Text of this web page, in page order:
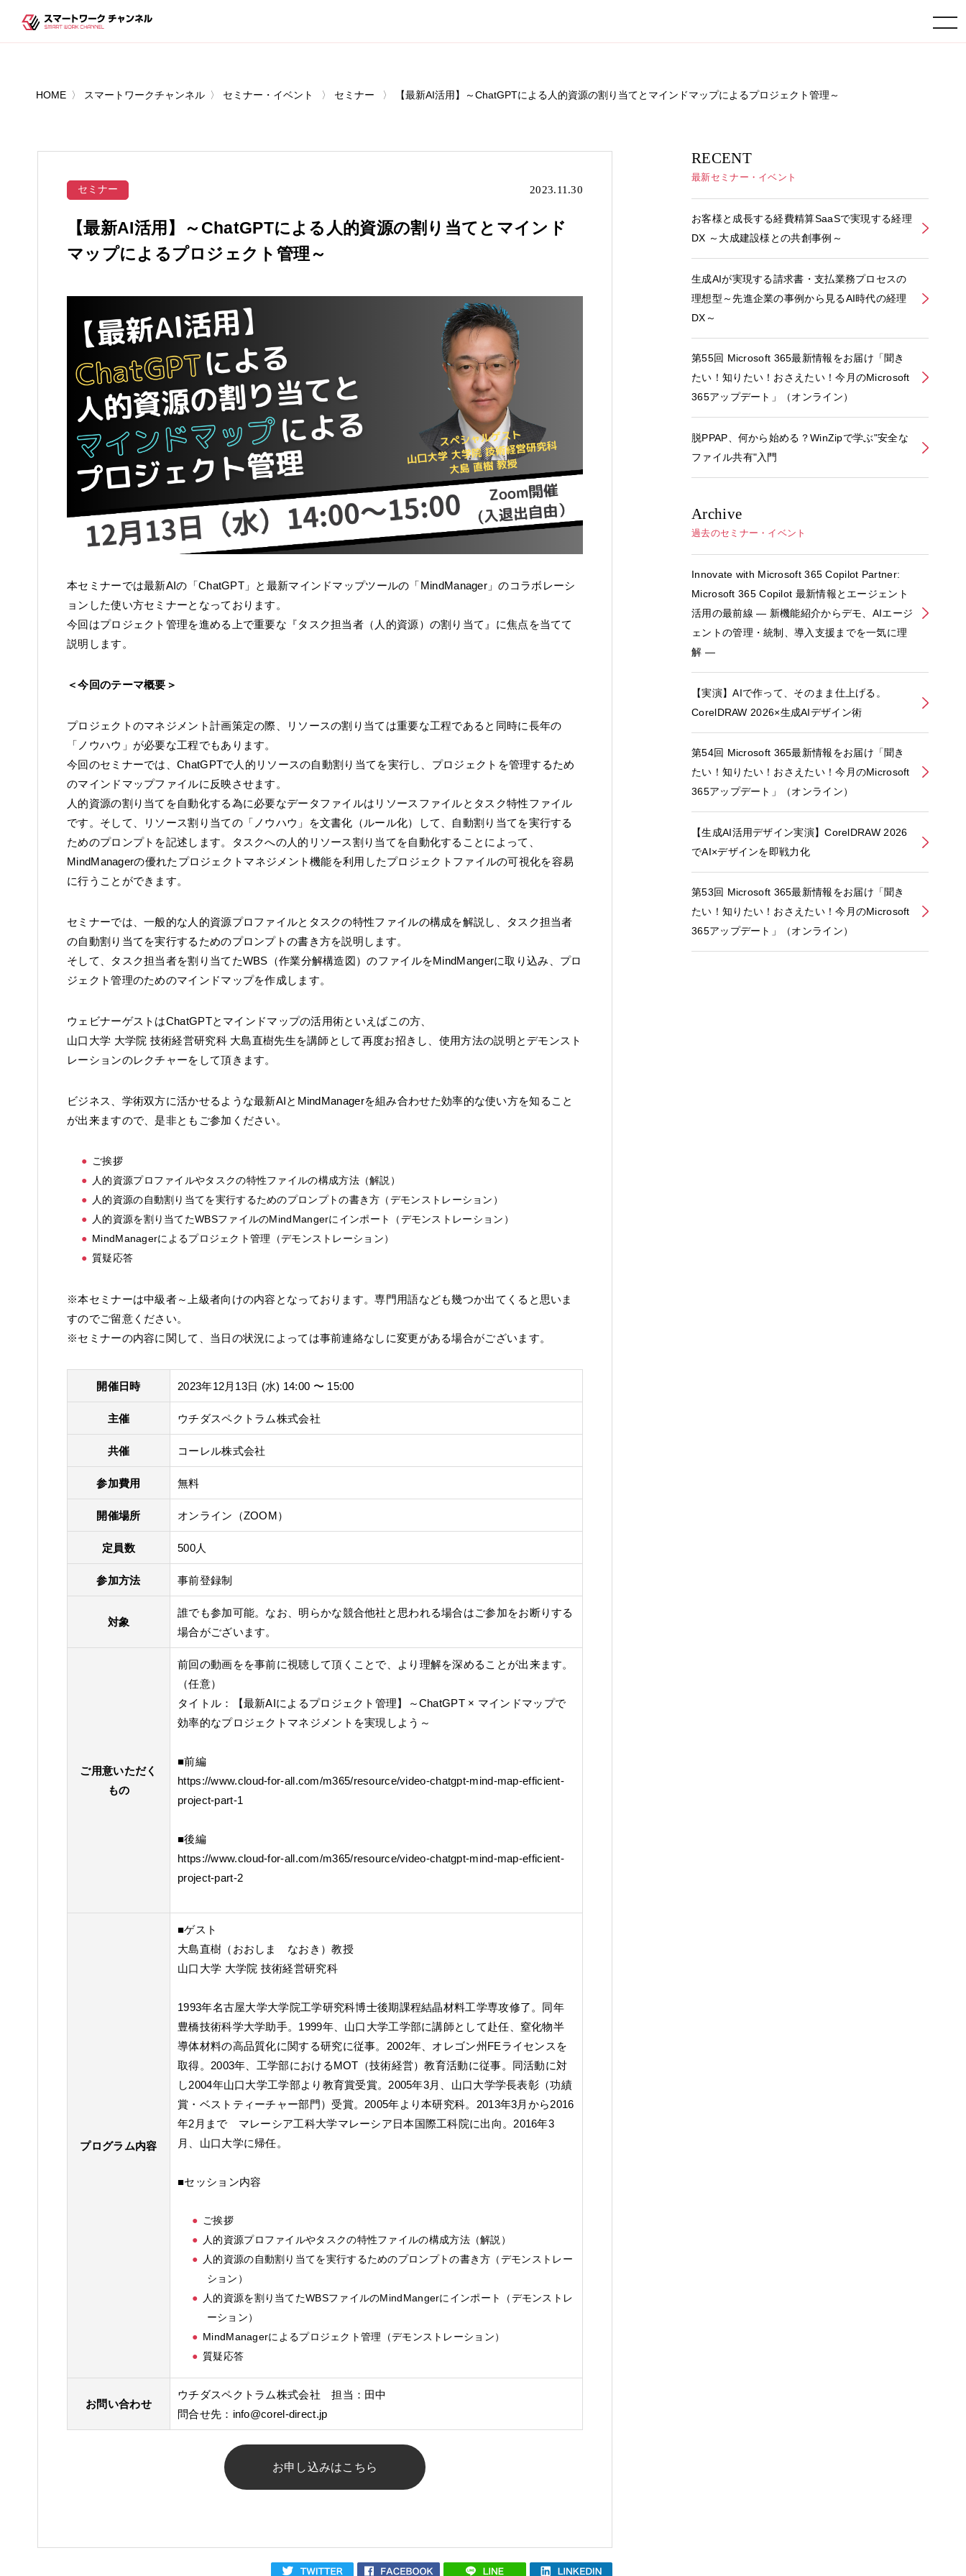
toggle navigation
HOME スマートワークチャンネル セミナー・イベント セミナー 【最新AI活用】～ChatGPTによる人的資源の割り当てとマインドマップによるプロジェクト管理～
セミナー 2023.11.30
【最新AI活用】～ChatGPTによる人的資源の割り当てとマインド
マップによるプロジェクト管理～
本セミナーでは最新AIの「ChatGPT」と最新マインドマップツールの「MindManager」のコラボレーシ
ョンした使い方セミナーとなっております。
今回はプロジェクト管理を進める上で重要な『タスク担当者（人的資源）の割り当て』に焦点を当てて
説明します。
＜今回のテーマ概要＞
プロジェクトのマネジメント計画策定の際、リソースの割り当ては重要な工程であると同時に長年の
「ノウハウ」が必要な工程でもあります。
今回のセミナーでは、ChatGPTで人的リソースの自動割り当てを実行し、プロジェクトを管理するため
のマインドマップファイルに反映させます。
人的資源の割り当てを自動化する為に必要なデータファイルはリソースファイルとタスク特性ファイル
です。そして、リソース割り当ての「ノウハウ」を文書化（ルール化）して、自動割り当てを実行する
ためのプロンプトを記述します。タスクへの人的リソース割り当てを自動化することによって、
MindManagerの優れたプロジェクトマネジメント機能を利用したプロジェクトファイルの可視化を容易
に行うことができます。
セミナーでは、一般的な人的資源プロファイルとタスクの特性ファイルの構成を解説し、タスク担当者
の自動割り当てを実行するためのプロンプトの書き方を説明します。
そして、タスク担当者を割り当てたWBS（作業分解構造図）のファイルをMindMangerに取り込み、プロ
ジェクト管理のためのマインドマップを作成します。
ウェビナーゲストはChatGPTとマインドマップの活用術といえばこの方、
山口大学 大学院 技術経営研究科 大島直樹先生を講師として再度お招きし、使用方法の説明とデモンスト
レーションのレクチャーをして頂きます。
ビジネス、学術双方に活かせるような最新AIとMindManagerを組み合わせた効率的な使い方を知ること
が出来ますので、是非ともご参加ください。
ご挨拶
人的資源プロファイルやタスクの特性ファイルの構成方法（解説）
人的資源の自動割り当てを実行するためのプロンプトの書き方（デモンストレーション）
人的資源を割り当てたWBSファイルのMindMangerにインポート（デモンストレーション）
MindManagerによるプロジェクト管理（デモンストレーション）
質疑応答
※本セミナーは中級者～上級者向けの内容となっております。専門用語なども幾つか出てくると思いま
すのでご留意ください。
※セミナーの内容に関して、当日の状況によっては事前連絡なしに変更がある場合がございます。
開催日時 2023年12月13日 (水) 14:00 〜 15:00
主催 ウチダスペクトラム株式会社
共催 コーレル株式会社
参加費用 無料
開催場所 オンライン（ZOOM）
定員数 500人
参加方法 事前登録制
対象
誰でも参加可能。なお、明らかな競合他社と思われる場合はご参加をお断りする
場合がございます。
ご用意いただく
もの
前回の動画をを事前に視聴して頂くことで、より理解を深めることが出来ます。
（任意）
タイトル：【最新AIによるプロジェクト管理】～ChatGPT × マインドマップで
効率的なプロジェクトマネジメントを実現しよう～
■前編
https://www.cloud-for-all.com/m365/resource/video-chatgpt-mind-map-efficient-
project-part-1
■後編
https://www.cloud-for-all.com/m365/resource/video-chatgpt-mind-map-efficient-
project-part-2
プログラム内容
■ゲスト
大島直樹（おおしま なおき）教授
山口大学 大学院 技術経営研究科
1993年名古屋大学大学院工学研究科博士後期課程結晶材料工学専攻修了。同年
豊橋技術科学大学助手。1999年、山口大学工学部に講師として赴任、窒化物半
導体材料の高品質化に関する研究に従事。2002年、オレゴン州FEライセンスを
取得。2003年、工学部におけるMOT（技術経営）教育活動に従事。同活動に対
し2004年山口大学工学部より教育賞受賞。2005年3月、山口大学学長表彰（功績
賞・ベストティーチャー部門）受賞。2005年より本研究科。2013年3月から2016
年2月まで マレーシア工科大学マレーシア日本国際工科院に出向。2016年3
月、山口大学に帰任。
■セッション内容
ご挨拶
人的資源プロファイルやタスクの特性ファイルの構成方法（解説）
人的資源の自動割り当てを実行するためのプロンプトの書き方（デモンストレー
ション）
人的資源を割り当てたWBSファイルのMindMangerにインポート（デモンストレ
ーション）
MindManagerによるプロジェクト管理（デモンストレーション）
質疑応答
お問い合わせ
ウチダスペクトラム株式会社 担当：田中
問合せ先： info@corel-direct.jp
お申し込みはこちら
RECENT
最新セミナー・イベント
お客様と成長する経費精算SaaSで実現する経理
DX ～大成建設様との共創事例～
生成AIが実現する請求書・支払業務プロセスの
理想型～先進企業の事例から見るAI時代の経理
DX～
第55回 Microsoft 365最新情報をお届け「聞き
たい！知りたい！おさえたい！今月のMicrosoft
365アップデート」（オンライン）
脱PPAP、何から始める？WinZipで学ぶ"安全な
ファイル共有"入門
Archive
過去のセミナー・イベント
Innovate with Microsoft 365 Copilot Partner:
Microsoft 365 Copilot 最新情報とエージェント
活用の最前線 ― 新機能紹介からデモ、AIエージ
ェントの管理・統制、導入支援までを一気に理
解 ―
【実演】AIで作って、そのまま仕上げる。
CorelDRAW 2026×生成AIデザイン術
第54回 Microsoft 365最新情報をお届け「聞き
たい！知りたい！おさえたい！今月のMicrosoft
365アップデート」（オンライン）
【生成AI活用デザイン実演】CorelDRAW 2026
でAI×デザインを即戦力化
第53回 Microsoft 365最新情報をお届け「聞き
たい！知りたい！おさえたい！今月のMicrosoft
365アップデート」（オンライン）